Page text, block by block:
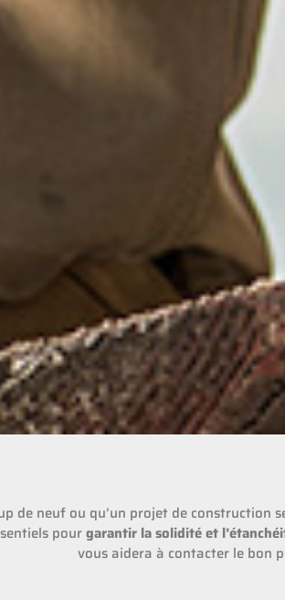
de neuf ou qu’un projet de
pourgarantir la solidité et
vous aidera à contacter le bon